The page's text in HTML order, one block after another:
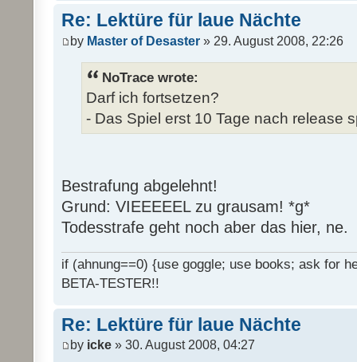
Re: Lektüre für laue Nächte
by Master of Desaster » 29. August 2008, 22:26
NoTrace wrote:
Darf ich fortsetzen?
- Das Spiel erst 10 Tage nach release
Bestrafung abgelehnt!
Grund: VIEEEEEL zu grausam! *g*
Todesstrafe geht noch aber das hier, ne.
if (ahnung==0) {use goggle; use books; ask for
BETA-TESTER!!
Re: Lektüre für laue Nächte
by icke » 30. August 2008, 04:27